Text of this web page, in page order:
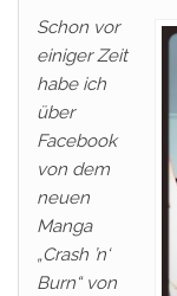
Schon vor
einiger Zeit
habe ich
über
Facebook
von dem
neuen
Manga
„Crash ’n‘
Burn“ von